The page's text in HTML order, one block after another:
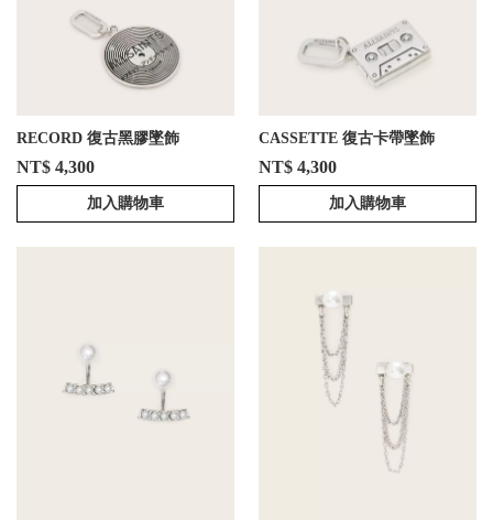
RECORD 復古黑膠墜飾
NT$ 4,300
加入購物車
CASSETTE 復古卡帶墜飾
NT$ 4,300
加入購物車